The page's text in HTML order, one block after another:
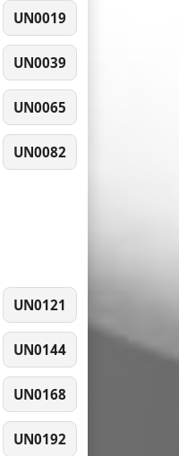
UN0019
UN0039
UN0065
UN0082
UN0121
UN0144
UN0168
UN0192